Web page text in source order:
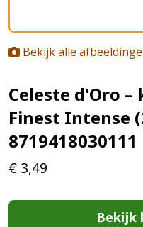
Bekijk alle
Celeste d'Oro
Finest Intense
8719418030111
€ 3,49
Bekijk